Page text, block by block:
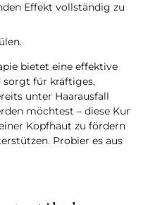
Effekt vollständig zu
bietet eine effektive
sorgt für kräftiges,
unter Haarausfall
möchtest – diese Kur
Kopfhaut zu fördern
Probier es aus